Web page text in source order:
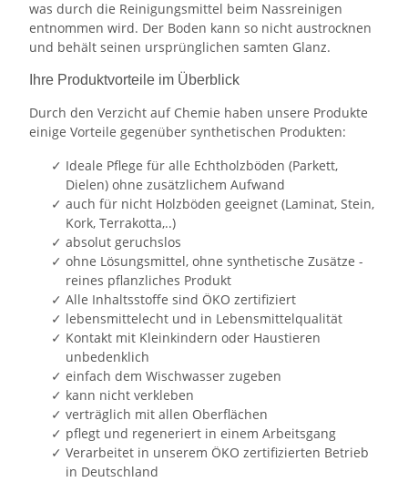
was durch die Reinigungsmittel beim Nassreinigen
entnommen wird. Der Boden kann so nicht austrocknen
und behält seinen ursprünglichen samten Glanz.
Ihre Produktvorteile im Überblick
Durch den Verzicht auf Chemie haben unsere Produkte
einige Vorteile gegenüber synthetischen Produkten:
Ideale Pflege für alle Echtholzböden (Parkett,
Dielen) ohne zusätzlichem Aufwand
auch für nicht Holzböden geeignet (Laminat, Stein,
Kork, Terrakotta,..)
absolut geruchslos
ohne Lösungsmittel, ohne synthetische Zusätze -
reines pflanzliches Produkt
Alle Inhaltsstoffe sind ÖKO zertifiziert
lebensmittelecht und in Lebensmittelqualität
Kontakt mit Kleinkindern oder Haustieren
unbedenklich
einfach dem Wischwasser zugeben
kann nicht verkleben
verträglich mit allen Oberflächen
pflegt und regeneriert in einem Arbeitsgang
Verarbeitet in unserem ÖKO zertifizierten Betrieb
in Deutschland